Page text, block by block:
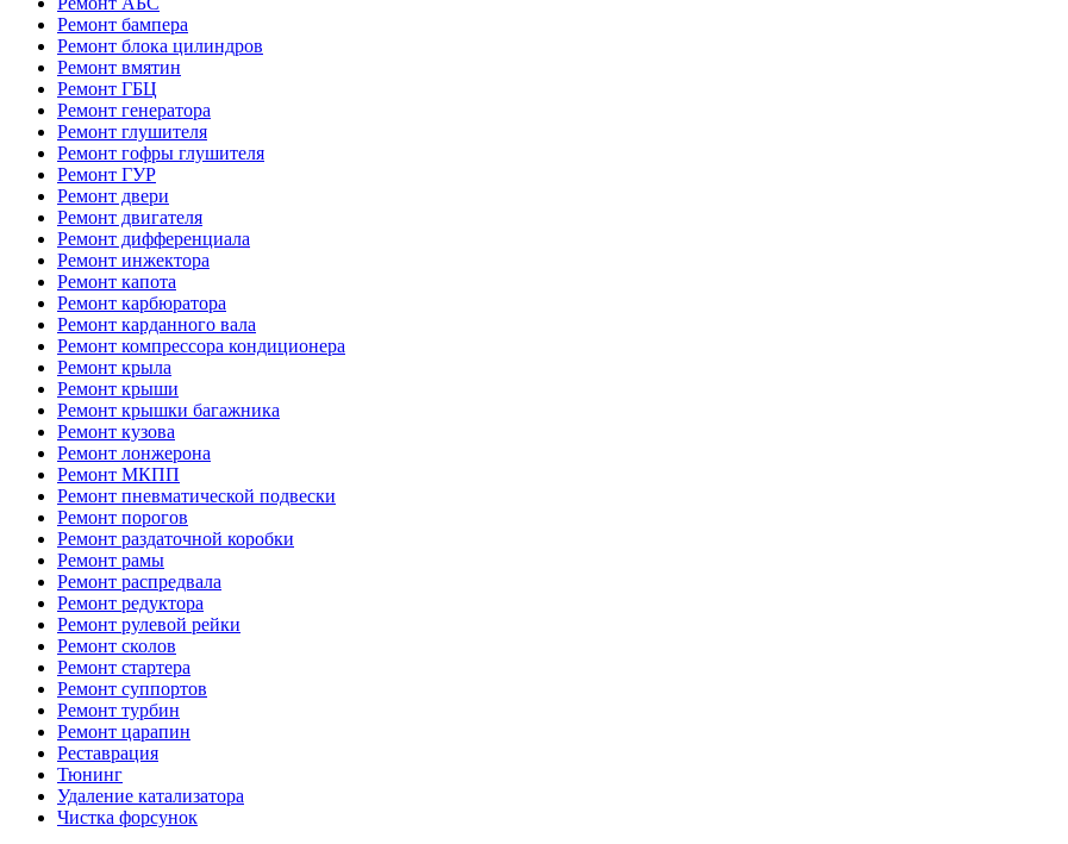
Ремонт бампера
Ремонт блока цилиндров
Ремонт вмятин
Ремонт ГБЦ
Ремонт генератора
Ремонт глушителя
Ремонт гофры глушителя
Ремонт ГУР
Ремонт двери
Ремонт двигателя
Ремонт дифференциала
Ремонт инжектора
Ремонт капота
Ремонт карбюратора
Ремонт карданного вала
Ремонт компрессора кондиционера
Ремонт крыла
Ремонт крыши
Ремонт крышки багажника
Ремонт кузова
Ремонт лонжерона
Ремонт МКПП
Ремонт пневматической подвески
Ремонт порогов
Ремонт раздаточной коробки
Ремонт рамы
Ремонт распредвала
Ремонт редуктора
Ремонт рулевой рейки
Ремонт сколов
Ремонт стартера
Ремонт суппортов
Ремонт турбин
Ремонт царапин
Реставрация
Тюнинг
Удаление катализатора
Чистка форсунок